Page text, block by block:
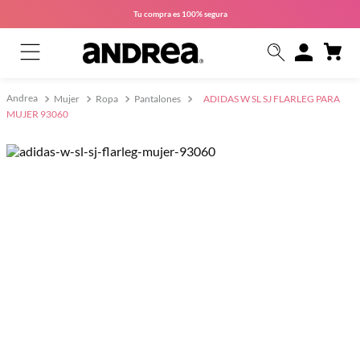
Tu compra es 100% segura
Mujer Ropa Pantalones
ADIDAS W SL SJ FLARLEG PARA
MUJER 93060